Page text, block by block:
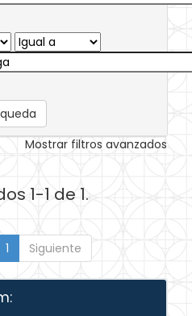
Mostrar filtros avanzados
1-1 de 1.
1 Siguiente